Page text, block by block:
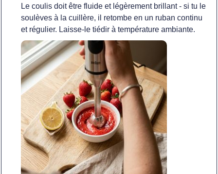
Le coulis doit être fluide et légèrement brillant - si tu le
soulèves à la cuillère, il retombe en un ruban continu
et régulier. Laisse-le tiédir à température ambiante.